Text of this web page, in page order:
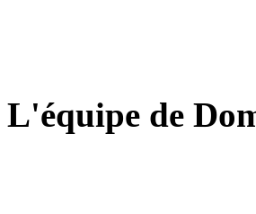
L'équipe de